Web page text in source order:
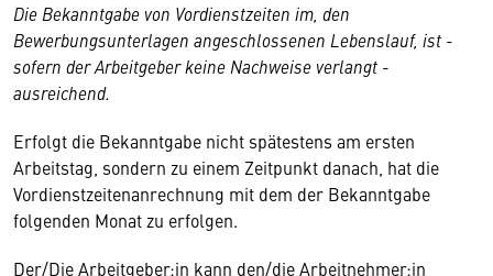
Die Bekanntgabe von Vordienstzeiten im, den
Bewerbungsunterlagen angeschlossenen Lebenslauf, ist -
sofern der Arbeitgeber keine Nachweise verlangt -
ausreichend.
Erfolgt die Bekanntgabe nicht spätestens am ersten
Arbeitstag, sondern zu einem Zeitpunkt danach, hat die
Vordienstzeitenanrechnung mit dem der Bekanntgabe
folgenden Monat zu erfolgen.
Der/Die Arbeitgeber:in kann den/die Arbeitnehmer:in